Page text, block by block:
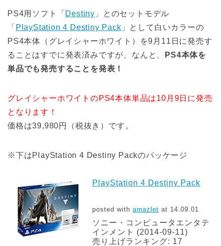
PS4用ソフト「 Destiny 」とのセットモデル
「 PlayStation 4 Destiny Pack 」として白いカラーの
PS4本体（グレイシャーホワイト）を9月11日に発売す
ることはすでに発表済みですが、なんと、
PS4本体を
単品でも発売することを発表！
グレイシャーホワイトのPS4本体単品は10月9日に発売
となります！
価格は39,980円（税抜き）です。
※下はPlayStation 4 Destiny Packのパッケージ
PlayStation 4 Destiny Pack
posted with amazlet at 14.09.01
ソニー・コンピュータエンタテ
インメント (2014-09-11)
売り上げランキング: 17